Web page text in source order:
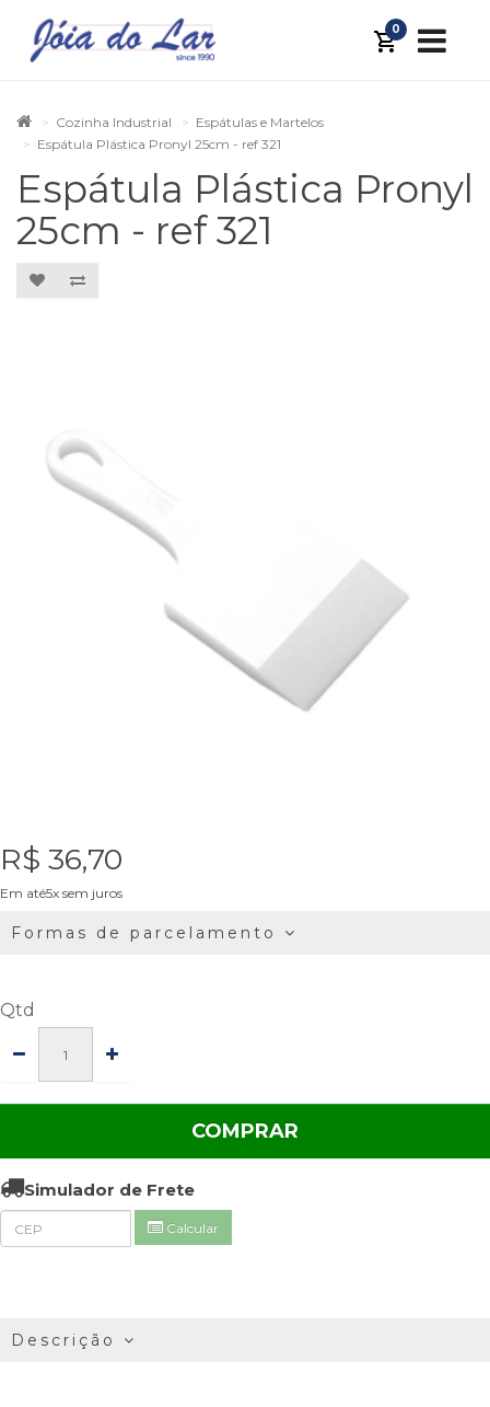
0
Cozinha Industrial
Espátulas e Martelos
Espátula Plástica Pronyl 25cm - ref 321
Espátula Plástica Pronyl
25cm - ref 321
R$ 36,70
Em até5x sem juros
Formas de parcelamento
Qtd
COMPRAR
Simulador de Frete
Calcular
Descrição